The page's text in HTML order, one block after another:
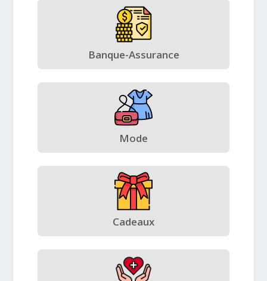
Banque-Assurance
Mode
Cadeaux